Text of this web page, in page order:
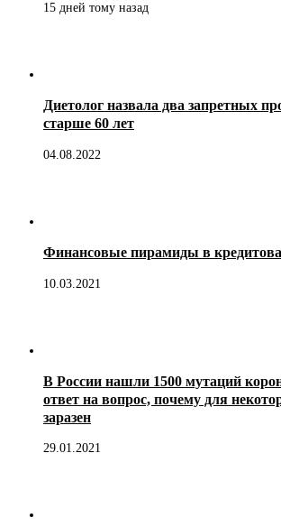
15 дней тому назад
Диетолог назвала два запретных
старше 60 лет
04.08.2022
Финансовые пирамиды в
10.03.2021
В России нашли 1500 мутаций
ответ на вопрос, почему для
заразен
29.01.2021